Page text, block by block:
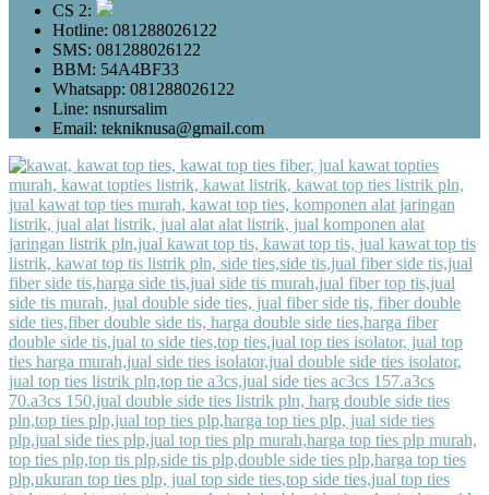
CS 2:
Hotline: 081288026122
SMS: 081288026122
BBM: 54A4BF33
Whatsapp: 081288026122
Line: nsnursalim
Email: tekniknusa@gmail.com